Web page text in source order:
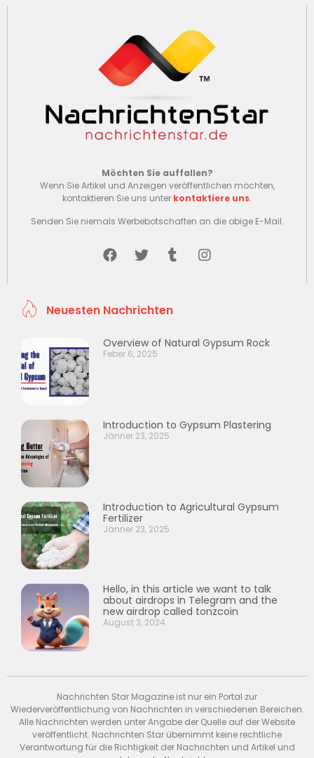
Möchten Sie auffallen?
Wenn Sie Artikel und Anzeigen veröffentlichen möchten,
kontaktieren Sie uns unter kontaktiere uns.
Senden Sie niemals Werbebotschaften an die obige E-Mail.
Neuesten Nachrichten
Overview of Natural Gypsum Rock
Feber 6, 2025
Introduction to Gypsum Plastering
Jänner 23, 2025
Introduction to Agricultural Gypsum
Fertilizer
Jänner 23, 2025
Hello, in this article we want to talk
about airdrops in Telegram and the
new airdrop called tonzcoin
August 3, 2024
Nachrichten Star Magazine ist nur ein Portal zur
Wiederveröffentlichung von Nachrichten in verschiedenen Bereichen.
Alle Nachrichten werden unter Angabe der Quelle auf der Website
veröffentlicht. Nachrichten Star übernimmt keine rechtliche
Verantwortung für die Richtigkeit der Nachrichten und Artikel und